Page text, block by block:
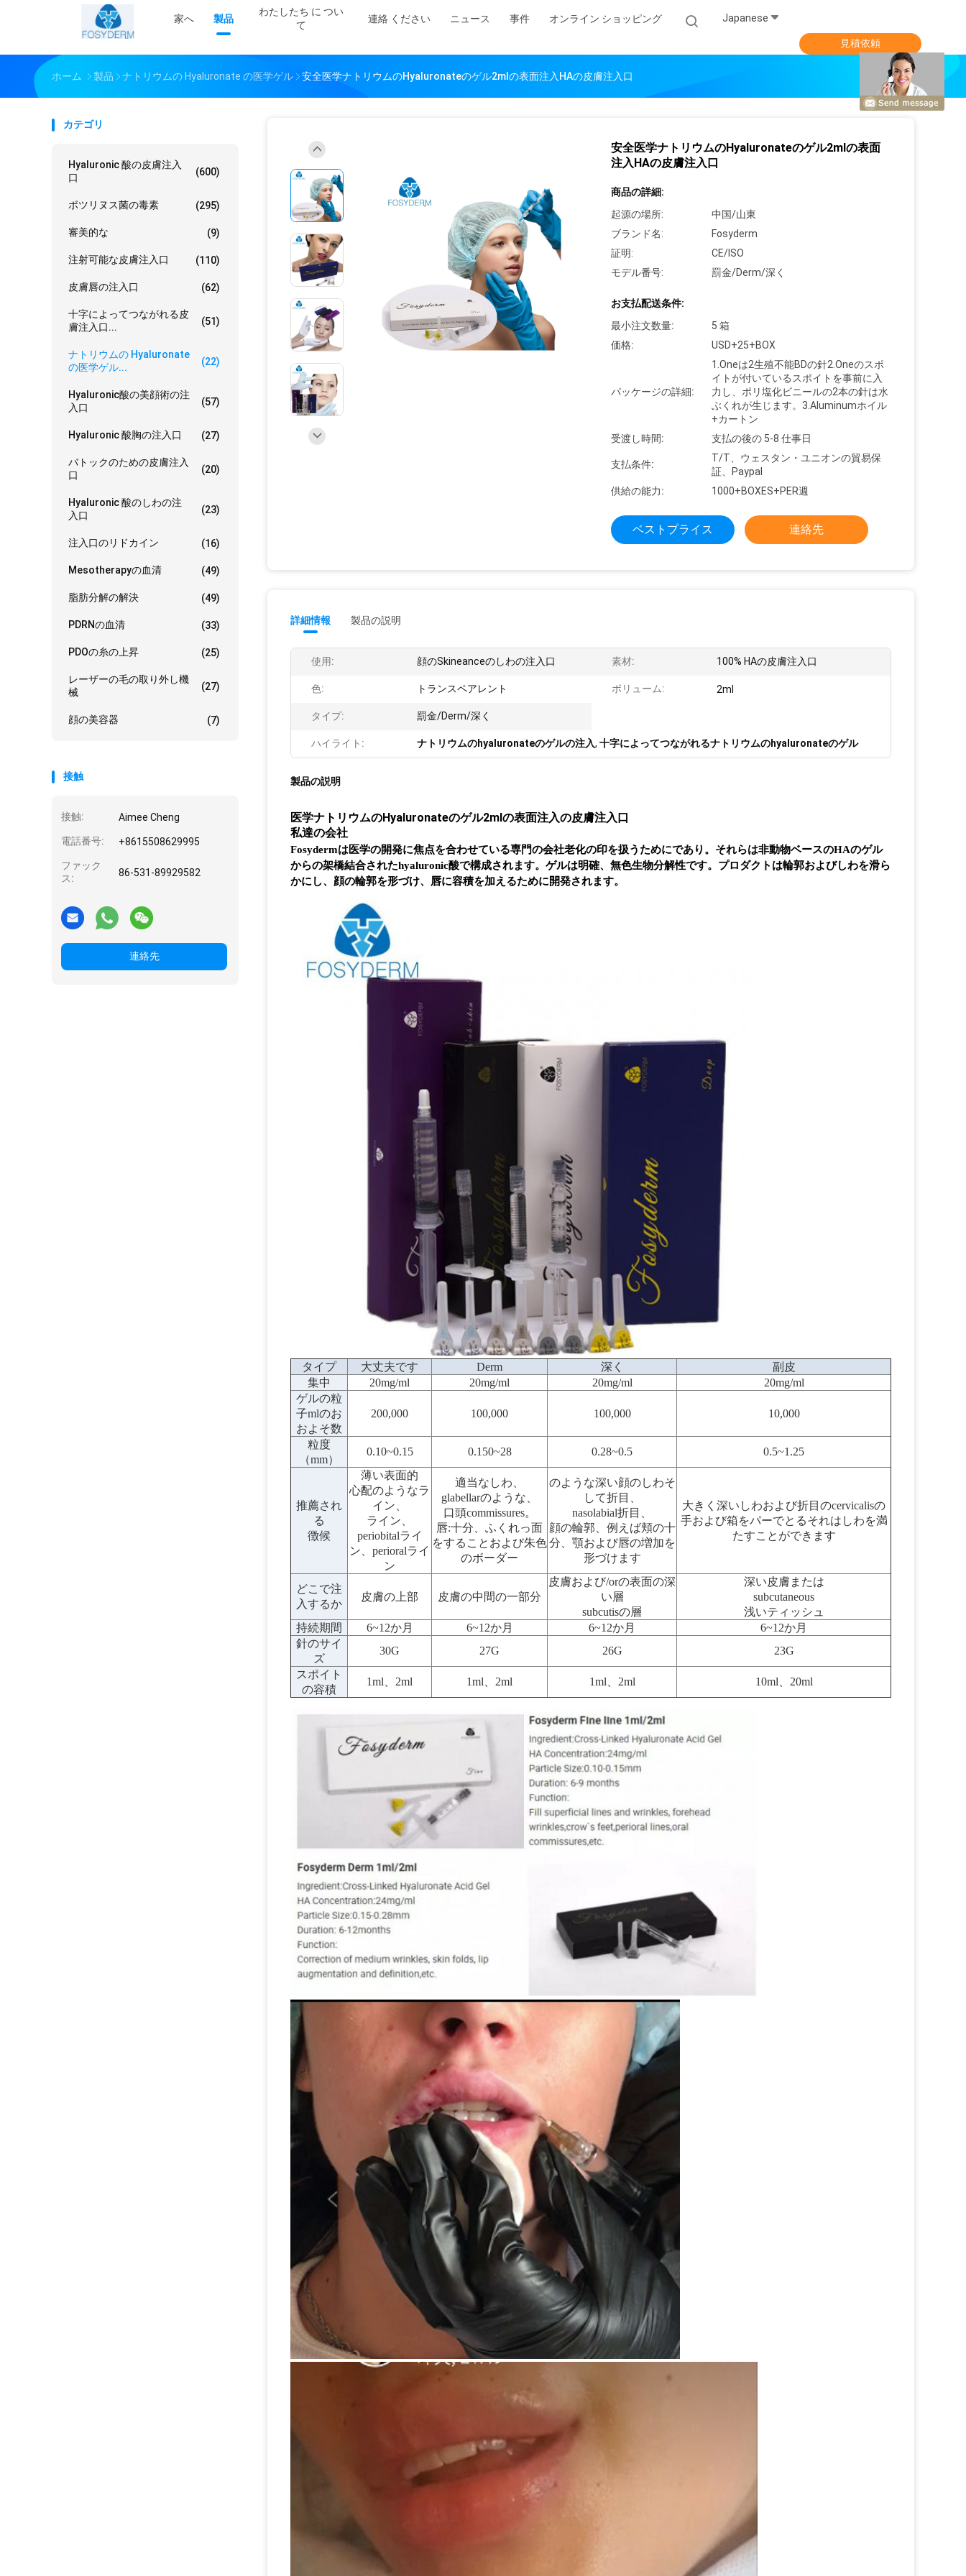
家へ 製品
わたしたち に つい
て
連絡 ください ニュース 事件 オンライン ショッピング Japanese
見積依頼
ホーム 製品 ナトリウムの Hyaluronate の医学ゲル 安全医学ナトリウムのHyaluronateのゲル2mlの表面注入HAの皮膚注入口
カテゴリ
Hyaluronic 酸の皮膚注入
口
(600)
ボツリヌス菌の毒素 (295)
審美的な (9)
注射可能な皮膚注入口 (110)
皮膚唇の注入口 (62)
十字によってつながれる皮
膚注入口...
(51)
ナトリウムの Hyaluronate
の医学ゲル...
(22)
Hyaluronic酸の美顔術の注
入口
(57)
Hyaluronic 酸胸の注入口 (27)
バトックのための皮膚注入
口
(20)
Hyaluronic 酸のしわの注
入口
(23)
注入口のリドカイン (16)
Mesotherapyの血清 (49)
脂肪分解の解決 (49)
PDRNの血清 (33)
PDOの糸の上昇 (25)
レーザーの毛の取り外し機
械
(27)
顔の美容器 (7)
接触
接触: Aimee Cheng
電話番号: +8615508629995
ファック
ス:
86-531-89929582
連絡先
安全医学ナトリウムのHyaluronateのゲル2mlの表面
注入HAの皮膚注入口
商品の詳細:
起源の場所:
中国/山東
ブランド名:
Fosyderm
証明:
CE/ISO
モデル番号:
罰金/Derm/深く
お支払配送条件:
最小注文数量:
5 箱
価格:
USD+25+BOX
パッケージの詳細:
1.Oneは2生殖不能BDの針2.Oneのスポ
イトが付いているスポイトを事前に入
力し、ポリ塩化ビニールの2本の針は水
ぶくれが生じます。3.Aluminumホイル
+カートン
受渡し時間:
支払の後の 5-8 仕事日
支払条件:
T/T、ウェスタン・ユニオンの貿易保
証、Paypal
供給の能力:
1000+BOXES+PER週
ベストプライス 連絡先
詳細情報 製品の説明
使用: 顔のSkineanceのしわの注入口 素材: 100% HAの皮膚注入口
色: トランスペアレント ボリューム: 2ml
タイプ: 罰金/Derm/深く
ハイライト: ナトリウムのhyaluronateのゲルの注入, 十字によってつながれるナトリウムのhyaluronateのゲル
製品の説明
医学ナトリウムのHyaluronateのゲル2mlの表面注入の皮膚注入口
私達の会社
Fosydermは医学の開発に焦点を合わせている専門の会社老化の印を扱うためにであり。それらは非動物ベースのHAのゲル
からの架橋結合されたhyaluronic酸で構成されます。ゲルは明確、無色生物分解性です。プロダクトは輪郭およびしわを滑ら
かにし、顔の輪郭を形づけ、唇に容積を加えるために開発されます。
タイプ 大丈夫です Derm 深く
副皮
集中
20mg/ml 20mg/ml 20mg/ml
20mg/ml
ゲルの粒
子mlのお
およそ数
200,000 100,000 100,000 10,000
粒度
（mm）
0.10~0.15 0.150~28 0.28~0.5 0.5~1.25
推薦され
る
徴候
薄い表面的
心配のようなラ
イン、
ライン、
periobitalライ
ン、perioralライ
ン
適当なしわ、
glabellarのような、
口頭commissures。
唇:十分、ふくれっ面
をすることおよび朱色
のボーダー
のような深い顔のしわそ
して折目、
nasolabial折目、
顔の輪郭、例えば頬の十
分、顎および唇の増加を
形づけます
大きく深いしわおよび折目のcervicalisの
手および箱をパーでとるそれはしわを満
たすことができます
どこで注
入するか
皮膚の上部 皮膚の中間の一部分
皮膚および/orの表面の深
い層
subcutisの層
深い皮膚または
subcutaneous
浅いティッシュ
持続期間
6~12か月 6~12か月 6~12か月
6~12か月
針のサイ
ズ
30G 27G 26G
23G
スポイト
の容積
1ml、2ml 1ml、2ml 1ml、2ml 10ml、20ml